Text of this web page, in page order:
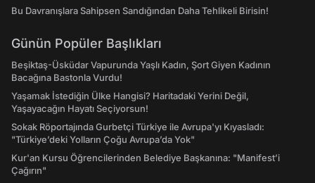
Bu Davranışlara Sahipsen Sandığından Daha Tehlikeli Birisin!
Günün Popüler Başlıkları
Beşiktaş-Üsküdar Vapurunda Yaşlı Kadın, Şort Giyen Kadının
Bacağına Bastonla Vurdu!
Yaşamak İstediğin Ülke Hangisi? Haritadaki Yerini Değil,
Yaşayacağın Hayatı Seçiyorsun!
Sokak Röportajında Gurbetçi Türkiye ile Avrupa'yı Kıyasladı:
"Türkiye’deki Yolların Çoğu Avrupa’da Yok"
Kur'an Kursu Öğrencilerinden Belediye Başkanına: "Manifest’i
Çağırın"